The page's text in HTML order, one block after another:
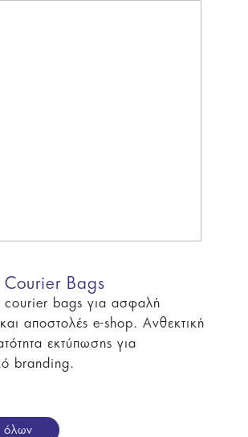
Bags
courier bags για ασφαλή
αποστολές e-shop. Ανθεκτική
εκτύπωσης για
branding.
όλων